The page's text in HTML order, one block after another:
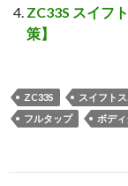
ZC33S スイフ
策】
ZC33S スイフト
フルタップ
ボデ